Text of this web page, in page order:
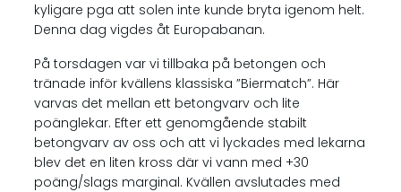
kyligare pga att solen inte kunde bryta igenom helt.
Denna dag vigdes åt Europabanan.
På torsdagen var vi tillbaka på betongen och
tränade inför kvällens klassiska ”Biermatch”. Här
varvas det mellan ett betongvarv och lite
poänglekar. Efter ett genomgående stabilt
betongvarv av oss och att vi lyckades med lekarna
blev det en liten kross där vi vann med +30
poäng/slags marginal. Kvällen avslutades med